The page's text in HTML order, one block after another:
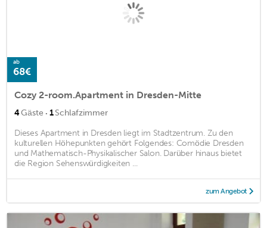
ab
68€
Cozy 2-room.Apartment in Dresden-Mitte
4Gäste · 1Schlafzimmer
Dieses Apartment in Dresden liegt im Stadtzentrum. Zu den
kulturellen Höhepunkten gehört Folgendes: Comödie Dresden
und Mathematisch-Physikalischer Salon. Darüber hinaus bietet
die Region Sehenswürdigkeiten ...
zum Angebot